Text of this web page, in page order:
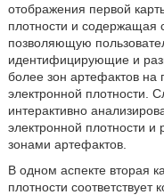
отображения первой
плотности и содержащая
позволяющую
идентифицирующие и
более зон артефактов на
электронной плотности.
интерактивно
электронной плотности и
зонами артефактов.
В одном аспекте вторая
плотности